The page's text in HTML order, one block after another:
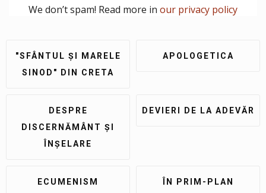
We don’t spam! Read more in our privacy policy
"SFÂNTUL ȘI MARELE
SINOD" DIN CRETA
APOLOGETICA
DESPRE
DISCERNĂMÂNT ȘI
ÎNȘELARE
DEVIERI DE LA ADEVĂR
ECUMENISM ÎN PRIM-PLAN